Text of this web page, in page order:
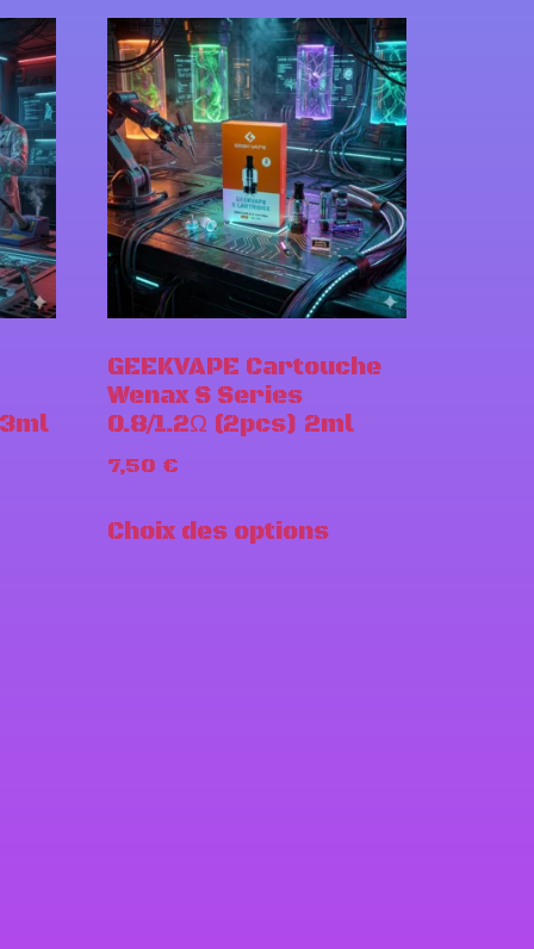
GEEKVAPE Cartouche
Wenax S Series
0.8/1.2Ω (2pcs) 2ml
7,50 €
Choix des options